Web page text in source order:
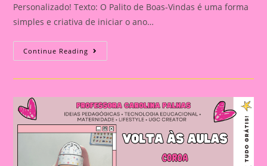
Personalizado! Texto: O Palito de Boas-Vindas é uma forma
simples e criativa de iniciar o ano…
Continue Reading ATIVIDADE:
PALITO
BOAS-